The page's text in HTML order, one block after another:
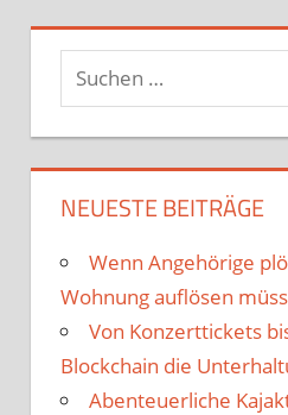
NEUESTE BEITRÄGE
Wenn Angehörige
Wohnung auflösen
Von Konzerttickets
Blockchain die
Abenteuerliche